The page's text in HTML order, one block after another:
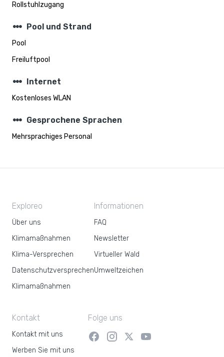
Rollstuhlzugang
steppers Pool und Strand
Pool
Freiluftpool
steppers Internet
Kostenloses WLAN
steppers Gesprochene Sprachen
Mehrsprachiges Personal
Exploreo
Über uns
Klimamaßnahmen
Klima-Versprechen
Datenschutzversprechen
Klimamaßnahmen
Informationen
FAQ
Newsletter
Virtueller Wald
Umweltzeichen
Kontakt
Kontakt mit uns
Werben Sie mit uns
Folge uns